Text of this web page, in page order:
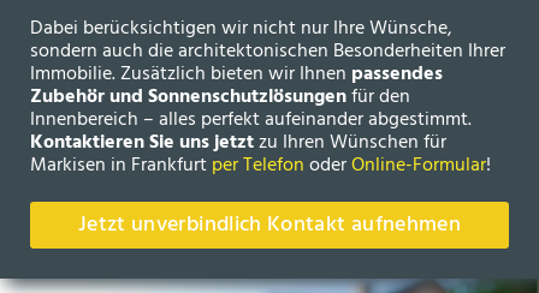
Dabei berücksichtigen wir nicht nur Ihre Wünsche,
sondern auch die architektonischen Besonderheiten Ihrer
Immobilie. Zusätzlich bieten wir Ihnen passendes
Zubehör und Sonnenschutzlösungenfür den
Innenbereich – alles perfekt aufeinander abgestimmt.
Kontaktieren Sie uns jetztzu Ihren Wünschen für
Markisen in Frankfurtper TelefonoderOnline-Formular!
Jetzt unverbindlich Kontakt aufnehmen